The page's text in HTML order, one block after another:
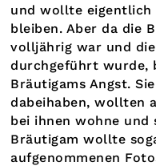
und wollte eigentlich
bleiben. Aber da die
volljährig war und
durchgeführt wurde,
Bräutigams Angst.
dabeihaben, wollten
bei ihnen wohne und
Bräutigam wollte
aufgenommenen